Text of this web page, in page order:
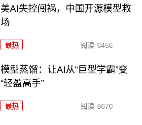
美AI失控闯祸，中国开源模型救
场
最热 阅读 6456
模型蒸馏：让AI从“巨型学霸”变
“轻盈高手”
最热 阅读 8670